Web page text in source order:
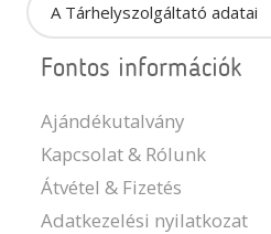
A Tárhelyszolgáltató adatai
Fontos információk
Ajándékutalvány
Kapcsolat & Rólunk
Átvétel & Fizetés
Adatkezelési nyilatkozat